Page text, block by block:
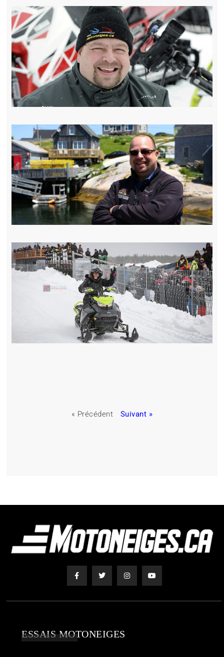
« Précédent Suivant »
ESSAIS MOTONEIGES